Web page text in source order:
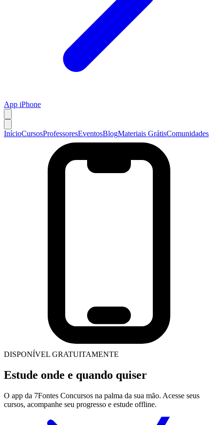
App iPhone
InícioCursosProfessoresEventosBlogMateriais GrátisComunidades
DISPONÍVEL GRATUITAMENTE
Estude onde e quando quiser
O app da 7Fontes Concursos na palma da sua mão. Acesse seus
cursos, acompanhe seu progresso e estude offline.